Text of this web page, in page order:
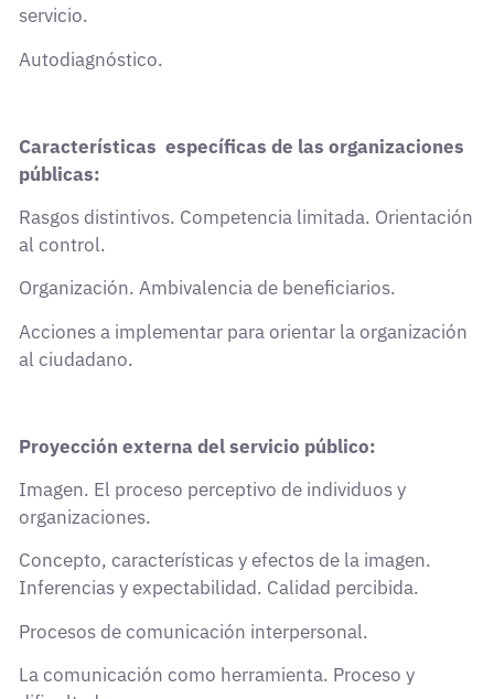
servicio.
Autodiagnóstico.
Características específicas de las organizaciones
públicas:
Rasgos distintivos. Competencia limitada. Orientación
al control.
Organización. Ambivalencia de beneficiarios.
Acciones a implementar para orientar la organización
al ciudadano.
Proyección externa del servicio público:
Imagen. El proceso perceptivo de individuos y
organizaciones.
Concepto, características y efectos de la imagen.
Inferencias y expectabilidad. Calidad percibida.
Procesos de comunicación interpersonal.
La comunicación como herramienta. Proceso y